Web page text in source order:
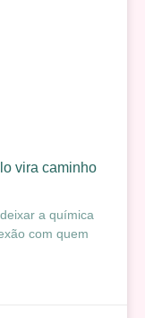
vira caminho
a química
com quem